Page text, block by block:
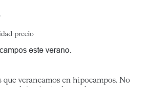
precio
este verano.
que veraneamos en hipocampos. No